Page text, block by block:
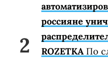
россияне
ROZETKA По